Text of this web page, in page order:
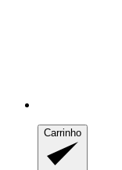
Carrinho